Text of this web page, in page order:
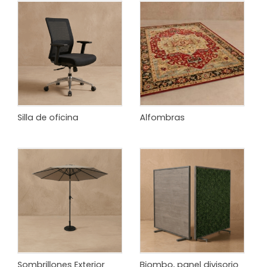
Silla de oficina Alfombras